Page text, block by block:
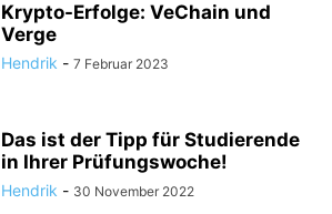
Krypto-Erfolge: VeChain und
Verge
Hendrik - 7 Februar 2023
Das ist der Tipp für Studierende
in Ihrer Prüfungswoche!
Hendrik - 30 November 2022